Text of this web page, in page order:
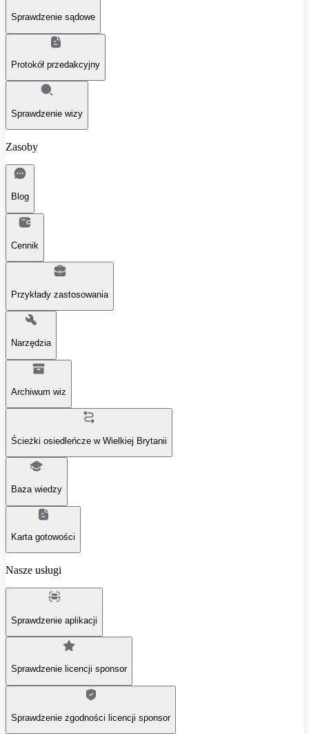
Sprawdzenie sądowe
Protokół przedakcyjny
Sprawdzenie wizy
Zasoby
Blog
Cennik
Przykłady zastosowania
Narzędzia
Archiwum wiz
Ścieżki osiedleńcze w Wielkiej Brytanii
Baza wiedzy
Karta gotowości
Nasze usługi
Sprawdzenie aplikacji
Sprawdzenie licencji sponsor
Sprawdzenie zgodności licencji sponsor